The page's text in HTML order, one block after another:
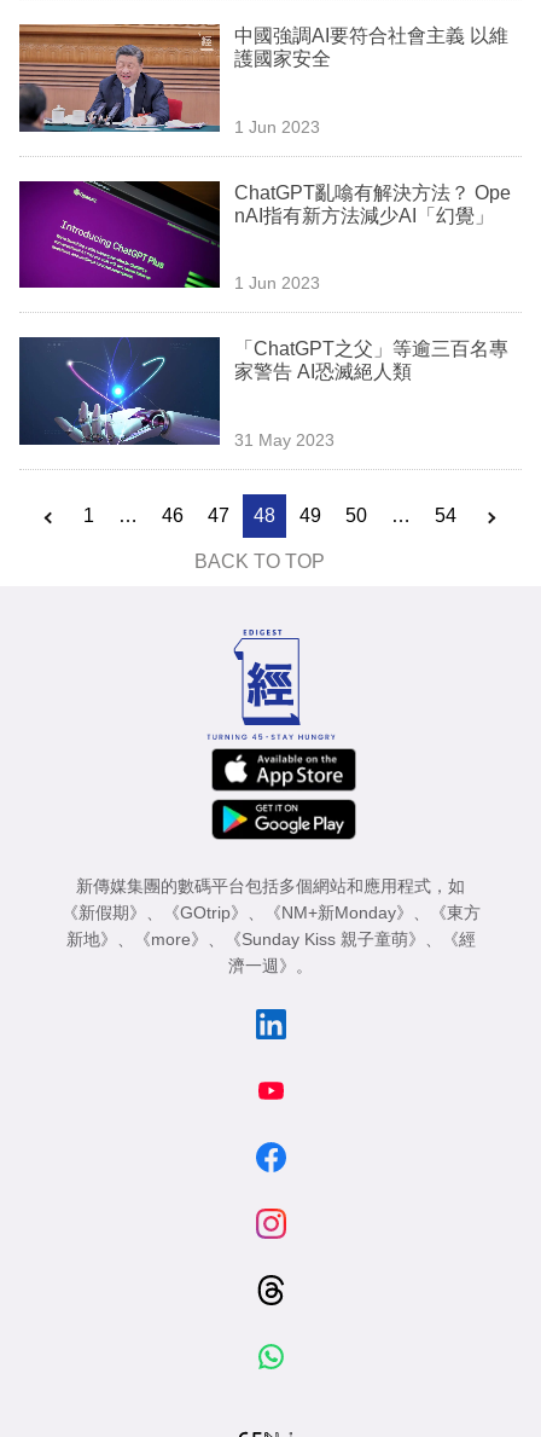
中國強調AI要符合社會主義 以維
護國家安全
1 Jun 2023
ChatGPT亂噏有解決方法？ Ope
nAI指有新方法減少AI「幻覺」
1 Jun 2023
「ChatGPT之父」等逾三百名專
家警告 AI恐滅絕人類
31 May 2023
1 … 46 47 48 49 50 … 54
BACK TO TOP
新傳媒集團的數碼平台包括多個網站和應用程式，如
《新假期》 、 《GOtrip》 、 《NM+新Monday》 、
《東方
新地》 、 《more》 、 《Sunday Kiss 親子童萌》 、
《經
濟一週》 。